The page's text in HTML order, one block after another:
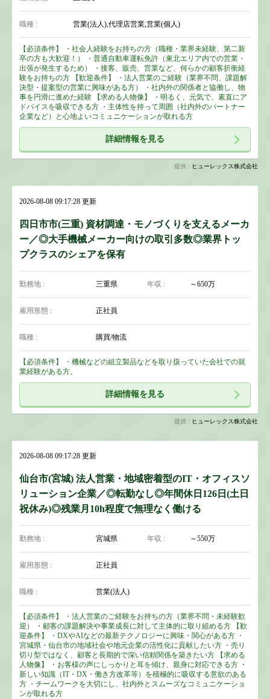
職種 : 営業(法人),代理店営業,営業(個人)
【必須条件】 ・社会人経験をお持ちの方（職種・業界未経験、第二新
卒の方も大歓迎！） ・普通自動車運転免許（東北エリア内での営業・
出張が発生するため） ・接客、販売、営業など、何らかの顧客折衝経
験をお持ちの方 【歓迎条件】 ・法人営業のご経験（業界不問、課題解
決型・提案型の営業に興味がある方） ・社内外の関係者と協働し、物
事を円滑に進めた経験 【求める人物像】 ・明るく、元気で、素直にア
ドバイスを吸収できる方 ・主体性を持って周囲（社内外のパートナー
企業など）と心地よいコミュニケーションが取れる方
詳細情報を見る
提供 : ヒューレックス株式会社
2026-08-08 09:17:28 更新
四日市市(三重) 資材調達・モノづくりを支えるメーカ
ー／◎大手機械メーカー向けの取引多数◎業界トッ
プクラスのシェアを保有
勤務地 : 三重県 年収 : ～650万
雇用形態 : 正社員
職種 : 購買/物流
【必須条件】 ・機械などの組立製品などを取り扱っていた会社での就
業経験がある方。
詳細情報を見る
提供 : ヒューレックス株式会社
2026-08-08 09:17:28 更新
仙台市(宮城) 法人営業・地域密着型のIT・オフィスソ
リューション企業／◎転勤なし◎年間休日126日(土日
祝休み)◎残業月10h程度で無理なく働ける
勤務地 : 宮城県 年収 : ～550万
雇用形態 : 正社員
職種 : 営業(法人)
【必須条件】 ・法人営業のご経験をお持ちの方（業界不問・未経験歓
迎） ・顧客の課題解決や事業成長に対して主体的に取り組める方 【歓
迎条件】 ・DXやAIなどの最新テクノロジーに興味・関心がある方 ・
宮城県・仙台市の地域社会や地元企業の活性化に貢献したい方 ・売り
切り型ではなく、顧客と長期的で深い信頼関係を築きたい方 【求める
人物像】 ・お客様の声にしっかりと耳を傾け、親身に対応できる方 ・
新しい知識（IT・DX・働き方改革等）を積極的に吸収する意欲のある
方 ・チームワークを大切にし、社内外とスムーズなコミュニケーショ
ンが取れる方